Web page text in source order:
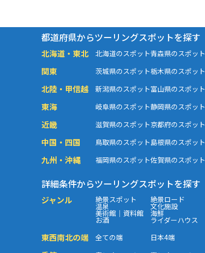
都道府県からツーリングスポットを探す
北海道・東北 北海道のスポット青森県のスポット
関東 茨城県のスポット栃木県のスポット
北陸・甲信越 新潟県のスポット富山県のスポット
東海 岐阜県のスポット静岡県のスポット
近畿 滋賀県のスポット京都府のスポット
中国・四国 鳥取県のスポット島根県のスポット
九州・沖縄 福岡県のスポット佐賀県のスポット
詳細条件からツーリングスポットを探す
ジャンル 絶景スポット 絶景ロード
温泉 文化施設
美術館｜資料館 海鮮
お酒 ライダーハウス
東西南北の端 全ての端 日本4端